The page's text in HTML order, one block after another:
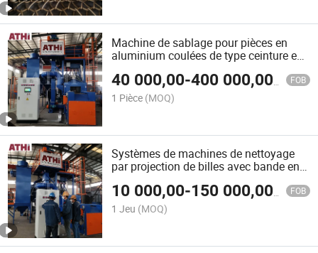
Machine de sablage pour pièces en
aluminium coulées de type ceinture en
40 000,00-400 000,00$US
FOB
1 Pièce (MOQ)
Systèmes de machines de nettoyage
par projection de billes avec bande en
coulées
10 000,00-150 000,00$US
FOB
1 Jeu (MOQ)